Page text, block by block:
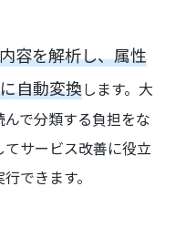
容を解析し、属性
自動変換します。大
で分類する負担をな
サービス改善に役立
できます。